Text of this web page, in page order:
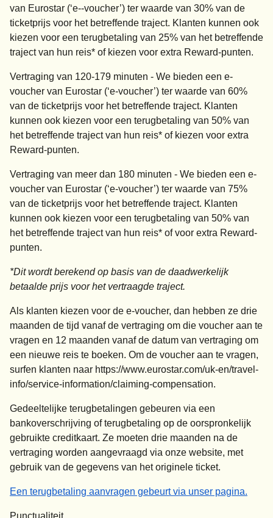
van Eurostar (‘e-‑voucher’) ter waarde van 30% van de
ticketprijs voor het betreffende traject. Klanten kunnen ook
kiezen voor een terugbetaling van 25% van het betreffende
traject van hun reis* of kiezen voor extra Reward-punten.
Vertraging van 120-179 minuten - We bieden een e-
voucher van Eurostar (‘e-voucher’) ter waarde van 60%
van de ticketprijs voor het betreffende traject. Klanten
kunnen ook kiezen voor een terugbetaling van 50% van
het betreffende traject van hun reis* of kiezen voor extra
Reward-punten.
Vertraging van meer dan 180 minuten - We bieden een e-
voucher van Eurostar (‘e-voucher’) ter waarde van 75%
van de ticketprijs voor het betreffende traject. Klanten
kunnen ook kiezen voor een terugbetaling van 50% van
het betreffende traject van hun reis* of voor extra Reward-
punten.
*Dit wordt berekend op basis van de daadwerkelijk
betaalde prijs voor het vertraagde traject.
Als klanten kiezen voor de e-voucher, dan hebben ze drie
maanden de tijd vanaf de vertraging om die voucher aan te
vragen en 12 maanden vanaf de datum van vertraging om
een nieuwe reis te boeken. Om de voucher aan te vragen,
surfen klanten naar https://www.eurostar.com/uk-en/travel-
info/service-information/claiming-compensation.
Gedeeltelijke terugbetalingen gebeuren via een
bankoverschrijving of terugbetaling op de oorspronkelijk
gebruikte creditkaart. Ze moeten drie maanden na de
vertraging worden aangevraagd via onze website, met
gebruik van de gegevens van het originele ticket.
Een terugbetaling aanvragen gebeurt via unser pagina.
Punctualiteit